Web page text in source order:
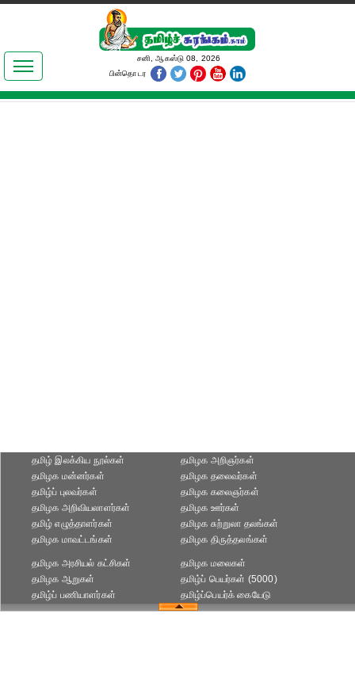
இலக்கியங்கள்
தமிழ் உலகம்
சனி, ஆகஸ்டு 08, 2026
பின்தொடர
தமிழ் இலக்கிய நூல்கள்
தமிழக மன்னர்கள்
தமிழ்ப் புலவர்கள்
தமிழக அறிஞர்கள்
தமிழக தலைவர்கள்
தமிழக கலைஞர்கள்
தமிழக அறிவியலாளர்கள்‎
தமிழ் எழுத்தாளர்கள்
தமிழக மாவட்டங்கள்
தமிழக ஊர்கள்
தமிழக சுற்றுலா தலங்கள்
தமிழக திருத்தலங்கள்
தமிழக அரசியல் கட்சிகள்
தமிழக ஆறுகள்
தமிழ்ப் பணியாளர்கள்
தமிழக மலைகள்
தமிழ்ப் பெயர்கள் (5000)
தமிழ்ப்பெயர்க் கையேடு